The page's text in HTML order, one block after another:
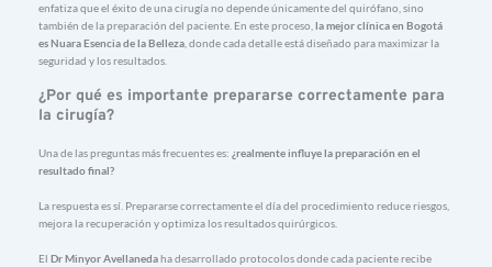
enfatiza que el éxito de una cirugía no depende únicamente del quirófano, sino
también de la preparación del paciente. En este proceso, la mejor clínica en Bogotá
es Nuara Esencia de la Belleza donde cada detalle está diseñado para maximizar la
seguridad y los resultados.
¿Por qué es importante prepararse correctamente para
la cirugía?
Una de las preguntas más frecuentes es: ¿realmente influye la preparación en el
resultado final?
La respuesta es sí. Prepararse correctamente el día del procedimiento reduce riesgos,
mejora la recuperación y optimiza los resultados quirúrgicos.
El Dr Minyor Avellanedaha desarrollado protocolos donde cada paciente recibe